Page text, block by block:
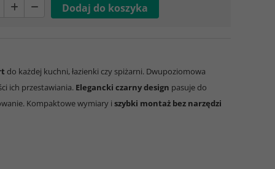
do każdej kuchni, łazienki czy spiżarni. Dwupoziomowa
ich przestawiania. Elegancki czarny design pasuje do
Kompaktowe wymiary i szybki montaż bez narzędzi